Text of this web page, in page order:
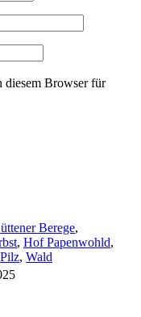
diesem Browser für
Berege,
, Hof Papenwohld,
Pilz, Wald